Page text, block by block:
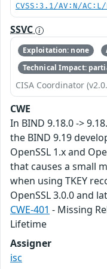
CVSS:3.1/AV:N/
SSVC
Exploitation: none
Technical Impact:
CISA Coordinator
CWE
In BIND 9.18.0 ->
the BIND 9.19
OpenSSL 1.x and
that causes a small
when using TKEY
OpenSSL 3.0.0 and
CWE-401 - Missing
Lifetime
Assigner
isc